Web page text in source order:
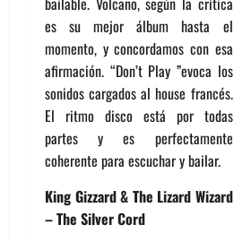
es su mejor álbum hasta el
momento, y concordamos con esa
afirmación. “Don’t Play ”evoca los
sonidos cargados al house francés.
El ritmo disco está por todas
partes y es perfectamente
coherente para escuchar y bailar.
King Gizzard & The Lizard Wizard
– The Silver Cord